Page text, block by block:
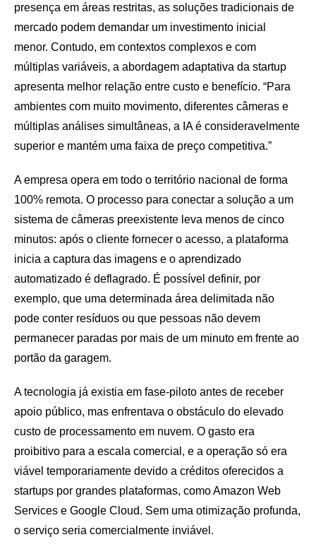
presença em áreas restritas, as soluções tradicionais de
mercado podem demandar um investimento inicial
menor. Contudo, em contextos complexos e com
múltiplas variáveis, a abordagem adaptativa da startup
apresenta melhor relação entre custo e benefício. “Para
ambientes com muito movimento, diferentes câmeras e
múltiplas análises simultâneas, a IA é consideravelmente
superior e mantém uma faixa de preço competitiva.”
A empresa opera em todo o território nacional de forma
100% remota. O processo para conectar a solução a um
sistema de câmeras preexistente leva menos de cinco
minutos: após o cliente fornecer o acesso, a plataforma
inicia a captura das imagens e o aprendizado
automatizado é deflagrado. É possível definir, por
exemplo, que uma determinada área delimitada não
pode conter resíduos ou que pessoas não devem
permanecer paradas por mais de um minuto em frente ao
portão da garagem.
A tecnologia já existia em fase-piloto antes de receber
apoio público, mas enfrentava o obstáculo do elevado
custo de processamento em nuvem. O gasto era
proibitivo para a escala comercial, e a operação só era
viável temporariamente devido a créditos oferecidos a
startups por grandes plataformas, como Amazon Web
Services e Google Cloud. Sem uma otimização profunda,
o serviço seria comercialmente inviável.